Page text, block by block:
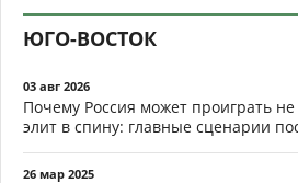
ЮГО-ВОСТОК
03 авг 2026
Почему Россия может проиграть
элит в спину: главные сценарии
26 мар 2025